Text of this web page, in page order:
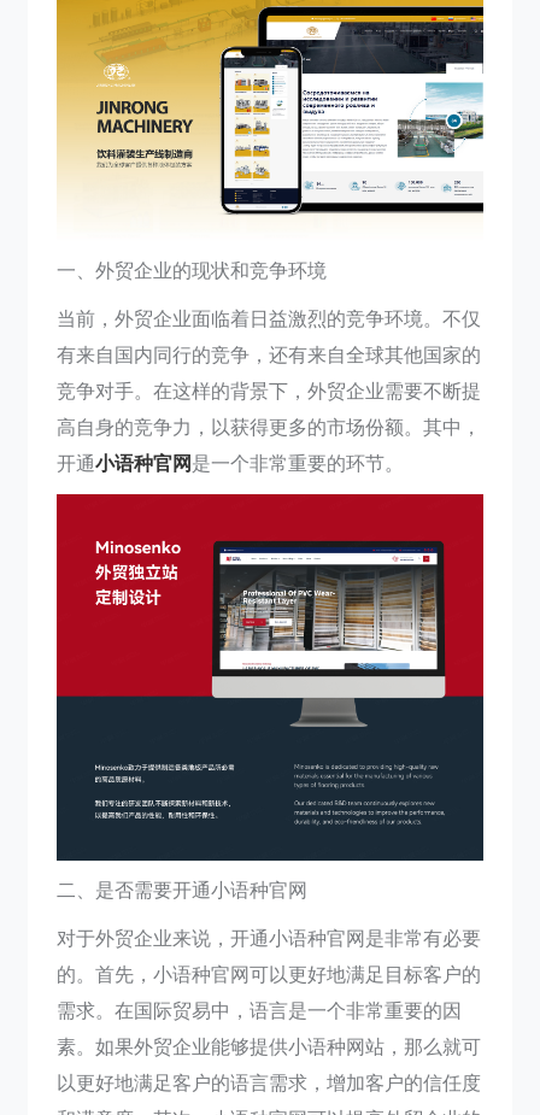
一、外贸企业的现状和竞争环境
当前，外贸企业面临着日益激烈的竞争环境。不仅
有来自国内同行的竞争，还有来自全球其他国家的
竞争对手。在这样的背景下，外贸企业需要不断提
高自身的竞争力，以获得更多的市场份额。其中，
开通小语种官网 是一个非常重要的环节。
二、是否需要开通小语种官网
对于外贸企业来说，开通小语种官网是非常有必要
的。首先，小语种官网可以更好地满足目标客户的
需求。在国际贸易中，语言是一个非常重要的因
素。如果外贸企业能够提供小语种网站，那么就可
以更好地满足客户的语言需求，增加客户的信任度